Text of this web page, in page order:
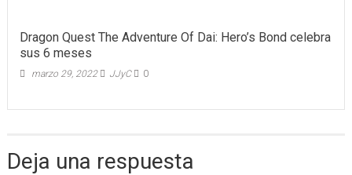
Dragon Quest The Adventure Of Dai: Hero’s Bond celebra
sus 6 meses
marzo 29, 2022 JJyC 0
Deja una respuesta